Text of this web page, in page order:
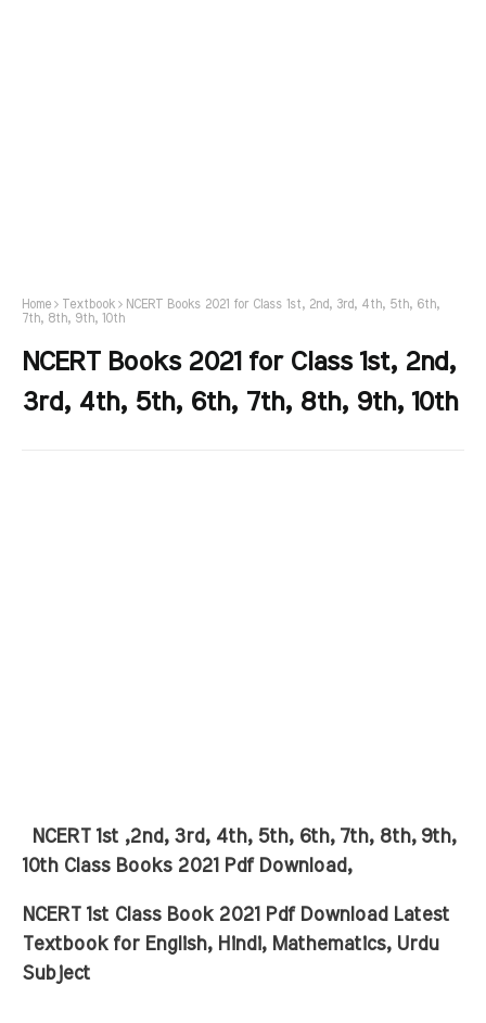
Home Textbook
NCERT Books 2021 for Class 1st, 2nd, 3rd, 4th, 5th, 6th,
7th, 8th, 9th, 10th
NCERT Books 2021 for Class 1st, 2nd,
3rd, 4th, 5th, 6th, 7th, 8th, 9th, 10th
NCERT 1st ,2nd, 3rd, 4th, 5th, 6th, 7th, 8th, 9th,
10th Class Books 2021 Pdf Download,
NCERT 1st Class Book 2021 Pdf Download Latest
Textbook for English, Hindi, Mathematics, Urdu
Subject